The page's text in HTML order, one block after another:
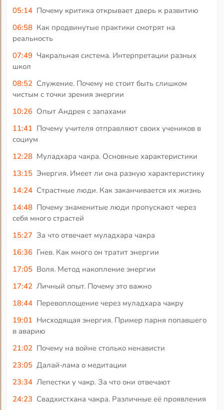
05:14 Почему критика открывает дверь к развитию
06:58 Как продвинутые практики смотрят на
реальность
07:49 Чакральная система. Интерпретации разных
школ
08:52 Служение. Почему не стоит быть слишком
чистым с точки зрения энергии
10:26 Опыт Андрея с запахами
11:41 Почему учителя отправляют своих учеников в
социум
12:28 Муладхара чакра. Основные характеристики
13:15 Энергия. Имеет ли она разную характеристику
14:24 Страстные люди. Как заканчивается их жизнь
14:48 Почему знаменитые люди пропускают через
себя много страстей
15:27 За что отвечает муладхара чакра
16:36 Гнев. Как много он тратит энергии
17:05 Воля. Метод накопление энергии
17:42 Личный опыт. Почему это важно
18:44 Перевоплощение через муладхара чакру
19:01 Нисходящая энергия. Пример парня попавшего
в аварию
21:02 Почему на войне столько ненависти
23:05 Далай-лама о медитации
23:34 Лепестки у чакр. За что они отвечают
24:23 Свадхистхана чакра. Различные её проявления